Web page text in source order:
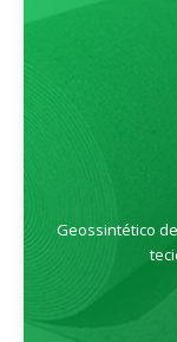
Geossintético